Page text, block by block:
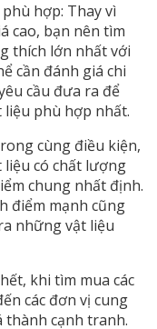
hợp: Thay vì
cao, bạn nên tìm
thích lớn nhất với
cần đánh giá chi
cầu đưa ra để
phù hợp nhất.
cùng điều kiện,
có chất lượng
chung nhất định.
điểm mạnh cũng
những vật liệu
khi tìm mua các
các đơn vị cung
thành cạnh tranh.